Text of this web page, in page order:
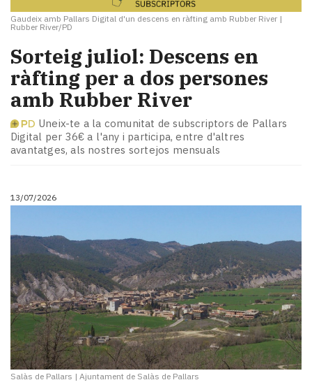
Gaudeix amb Pallars Digital d'un descens en ràfting amb Rubber River |
Rubber River/PD
Sorteig juliol: Descens en
ràfting per a dos persones
amb Rubber River
Uneix-te a la comunitat de subscriptors de Pallars
Digital per 36€ a l'any i participa, entre d'altres
avantatges, als nostres sortejos mensuals
13/07/2026
Salàs de Pallars | Ajuntament de Salàs de Pallars